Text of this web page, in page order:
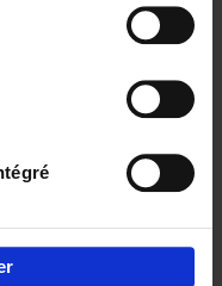
like a PRO -
edition (EN)